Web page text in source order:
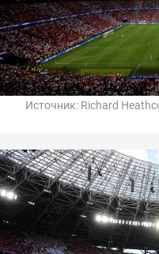
Источник: Richard